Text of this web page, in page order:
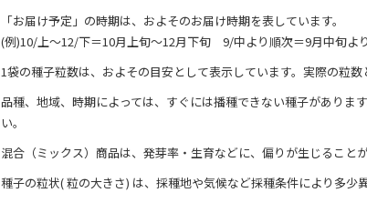
「お届け予定」の時期は、およそのお届け時期を表しています。
(例)10/上～12/下＝10月上旬～12月下旬 9/中より順次＝9月中旬よ
1袋の種子粒数は、およその目安として表示しています。実際の粒数
品種、地域、時期によっては、すぐには播種できない種子がありま
い。
混合（ミックス）商品は、発芽率・生育などに、偏りが生じることが
種子の粒状( 粒の大きさ) は、採種地や気候など採種条件により多少